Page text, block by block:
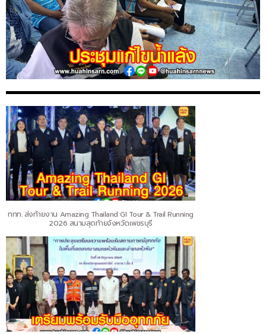
ททท. ส่งท้ายงาน Amazing Thailand GI Tour & Trail Running
2026 สนามสุดท้ายจังหวัดเพชรบุรี